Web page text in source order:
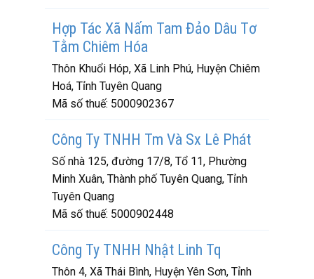
Hợp Tác Xã Nấm Tam Đảo Dâu Tơ
Tằm Chiêm Hóa
Thôn Khuổi Hóp, Xã Linh Phú, Huyện Chiêm
Hoá, Tỉnh Tuyên Quang
Mã số thuế: 5000902367
Công Ty TNHH Tm Và Sx Lê Phát
Số nhà 125, đường 17/8, Tổ 11, Phường
Minh Xuân, Thành phố Tuyên Quang, Tỉnh
Tuyên Quang
Mã số thuế: 5000902448
Công Ty TNHH Nhật Linh Tq
Thôn 4, Xã Thái Bình, Huyện Yên Sơn, Tỉnh